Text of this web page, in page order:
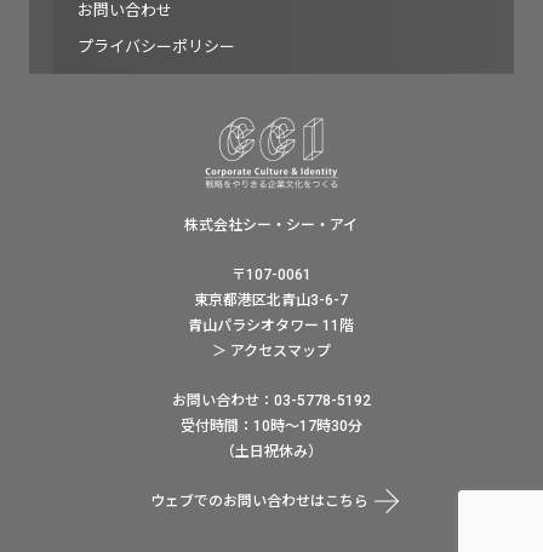
お問い合わせ
プライバシーポリシー
株式会社シー・シー・アイ
〒107-0061
東京都港区北青山3-6-7
青山パラシオタワー 11階
＞ アクセスマップ
お問い合わせ：03-5778-5192
受付時間：10時〜17時30分
（土日祝休み）
ウェブでのお問い合わせはこちら